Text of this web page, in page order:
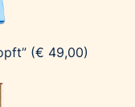
(€ 49,00)